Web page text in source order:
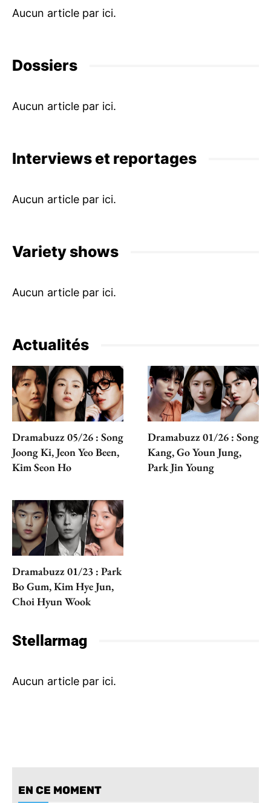
Dossiers
Interviews et reportages
Variety shows
Actualités
Dramabuzz 05/26 : Song
Joong Ki, Jeon Yeo Been,
Kim Seon Ho
Dramabuzz 01/26 : Song
Kang, Go Youn Jung,
Park Jin Young
Dramabuzz 01/23 : Park
Bo Gum, Kim Hye Jun,
Choi Hyun Wook
Stellarmag
EN CE MOMENT